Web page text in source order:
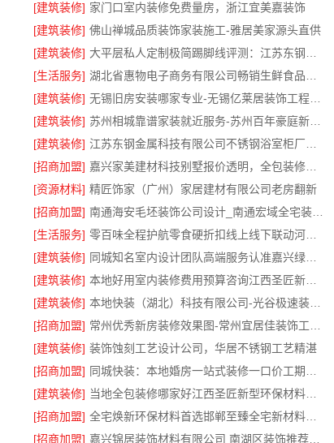
[建筑装修] 家门口室内装修免费量房，浙江宜美嘉装饰
[建筑装修] 佛山禅城品质装饰家装施工-雅居美家源头直供
[建筑装修]
[生活服务]
[建筑装修]
[建筑装修]
[建筑装修]
[招商加盟]
[资源材料] 精匠饰家（广州）家居建材有限公司老房翻新
[招商加盟]
[生活服务]
[建筑装修]
[建筑装修]
[建筑装修]
[招商加盟]
[建筑装修] 装饰蚀刻工艺设计公司，华居不锈钢工艺精湛
[招商加盟]
[建筑装修]
[招商加盟]
[招商加盟]